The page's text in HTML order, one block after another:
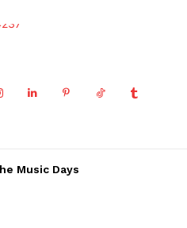
Music Days